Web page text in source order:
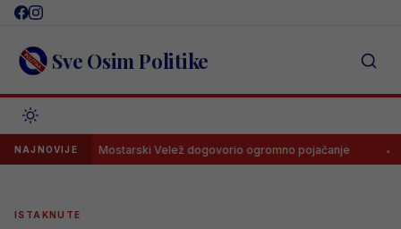
Skip
content Sve Osim Politike
NAJNOVIJEMostarski Velež dogovorio ogromno pojačanje
ISTAKNUTE